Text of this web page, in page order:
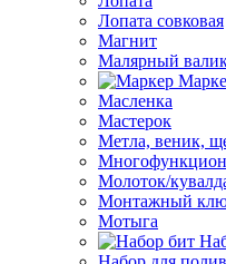
Лопата совковая
Магнит
Малярный
Масленка
Мастерок
Метла, веник,
Молоток/
Монтажный
Мотыга